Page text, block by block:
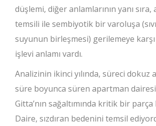
düşlemi, diğer anlamlarının yanı
temsili ile sembiyotik bir varoluşa
suyunun birleşmesi) gerilemeye
işlevi anlamı vardı.
Analizinin ikinci yılında, süreci dokuz
süre boyunca süren apartman
Gitta’nın sağaltımında kritik bir
Daire, sızdıran bedenini temsil